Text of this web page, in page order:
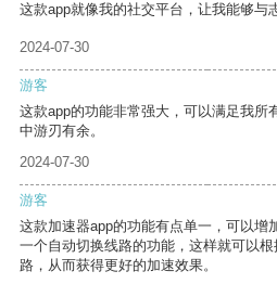
这款app就像我的社交平台，让我能够与
2024-07-30
游客
这款app的功能非常强大，可以满足我所
中游刃有余。
2024-07-30
游客
这款加速器app的功能有点单一，可以增
一个自动切换线路的功能，这样就可以
路，从而获得更好的加速效果。